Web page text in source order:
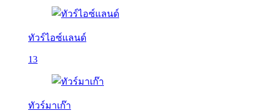
ทัวร์ไอซ์แลนด์
13
ทัวร์มาเก๊า